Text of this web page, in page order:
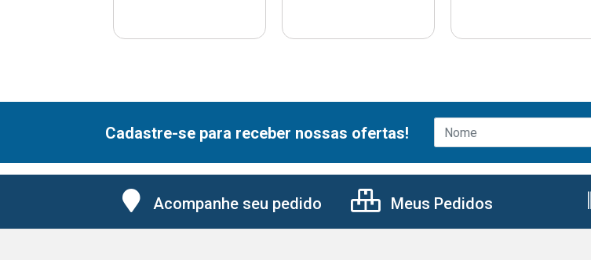
Cadastre-se para receber nossas ofertas!
Acompanhe seu pedido Meus Pedidos